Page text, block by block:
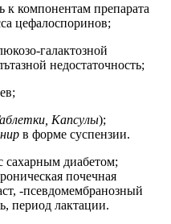
компонентам препарата
цефалоспоринов;
галактозной
недостаточность;
Капсулы);
в форме суспензии.
сахарным диабетом;
почечная
-псевдомембранозный
период лактации.